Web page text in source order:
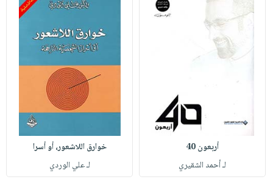
أربعون 40
لـ أحمد الشقيري
خوارق اللاشعور، أو أسرا
لـ علي الوردي